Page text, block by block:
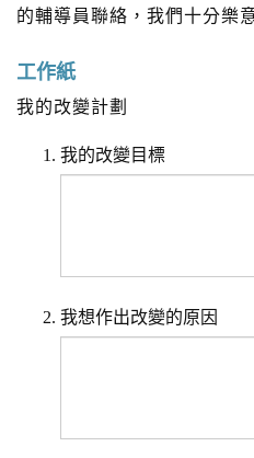
的輔導員聯絡，我們十分樂
工作紙
我的改變計劃
我的改變目標
我想作出改變的原因